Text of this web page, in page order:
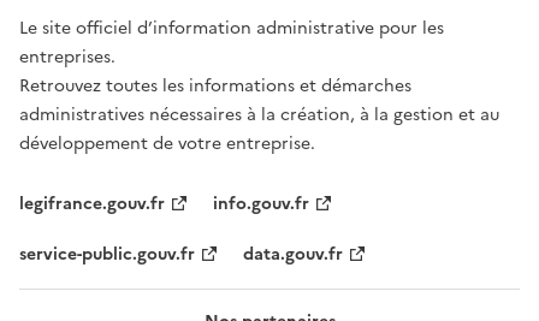
Le site officiel d’information administrative pour les
entreprises.
Retrouvez toutes les informations et démarches
administratives nécessaires à la création, à la gestion et au
développement de votre entreprise.
legifrance.gouv.fr
info.gouv.fr
service-public.gouv.fr
data.gouv.fr